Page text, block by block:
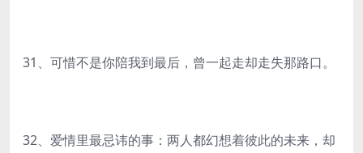
31、可惜不是你陪我到最后，曾一起走却走失那路口。
32、爱情里最忌讳的事：两人都幻想着彼此的未来，却